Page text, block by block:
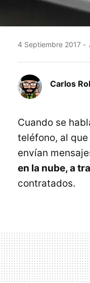
4 Septiembre 2017
Carlos
Cuando se
teléfono, al
envían
en la nube, a
contratados.